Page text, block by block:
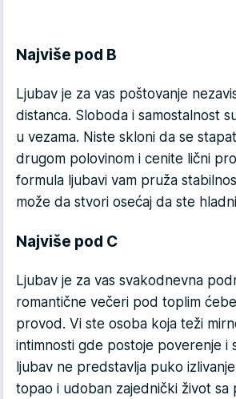
Najviše pod B
Ljubav je za vas poštovanje
distanca. Sloboda i samostalnost
u vezama. Niste skloni da se
drugom polovinom i cenite lični
formula ljubavi vam pruža
može da stvori osećaj da ste
Najviše pod C
Ljubav je za vas svakodnevna
romantične večeri pod toplim
provod. Vi ste osoba koja teži
intimnosti gde postoje poverenje i
ljubav ne predstavlja puko
topao i udoban zajednički život sa